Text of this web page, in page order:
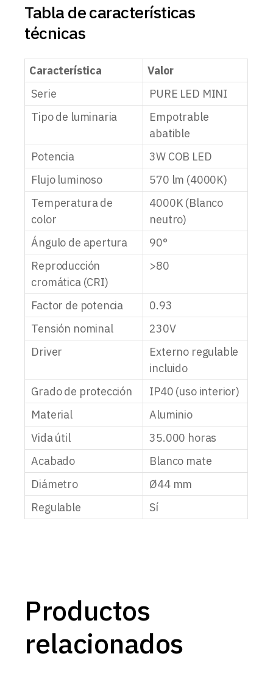
Tabla de características
técnicas
Característica
Valor
Serie
PURE LED MINI
Tipo de luminaria
Empotrable
abatible
Potencia
3W COB LED
Flujo luminoso
570 lm (4000K)
Temperatura de
color
4000K (Blanco
neutro)
Ángulo de apertura
90°
Reproducción
cromática (CRI)
>80
Factor de potencia
0.93
Tensión nominal
230V
Driver
Externo regulable
incluido
Grado de protección
IP40 (uso interior)
Material
Aluminio
Vida útil
35.000 horas
Acabado
Blanco mate
Diámetro
Ø44 mm
Regulable
Sí
Productos
relacionados